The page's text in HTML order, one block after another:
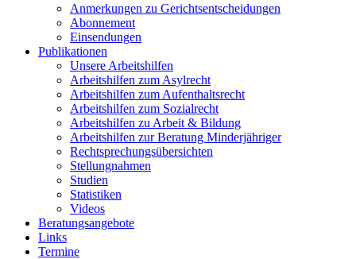
Anmerkungen zu Gerichtsentscheidungen
Abonnement
Einsendungen
Publikationen
Unsere Arbeitshilfen
Arbeitshilfen zum Asylrecht
Arbeitshilfen zum Aufenthaltsrecht
Arbeitshilfen zum Sozialrecht
Arbeitshilfen zu Arbeit & Bildung
Arbeitshilfen zur Beratung Minderjähriger
Rechtsprechungsübersichten
Stellungnahmen
Studien
Statistiken
Videos
Beratungsangebote
Links
Termine